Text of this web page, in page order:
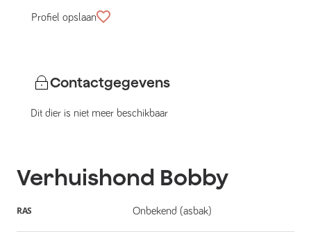
Profiel opslaan
Contactgegevens
Dit dier is niet meer beschikbaar
Verhuishond Bobby
RAS Onbekend (asbak)